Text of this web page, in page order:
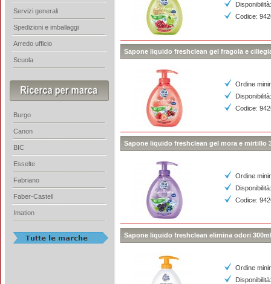
Codice:
Sapone liquido freshclean gel fragola e
Ordine
Codice:
Sapone liquido freshclean gel mora e mirtillo
Ordine
Codice:
Sapone liquido freshclean elimina odori 300ml
Ordine
Servizi generali
Spedizioni e imballaggi
Arredo ufficio
Scuola
Burgo
Canon
BIC
Esselte
Fabriano
Faber-Castell
Imation